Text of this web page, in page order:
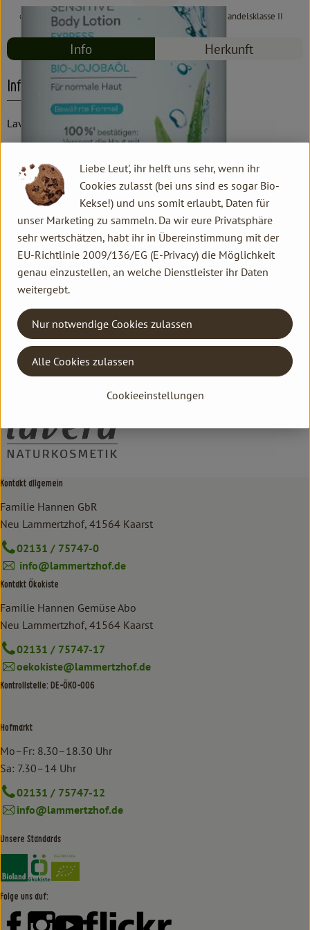
#8116 7,99 €/ 250 ml 31,96 € 19% MwSt Handelsklasse II
Info Herkunft
Info
Lavera
Produktinformationen
Produktdatenblatt
Herkunft
Hersteller: lavera
DV
Kontakt allgemein
Familie Hannen GbR
Neu Lammertzhof, 41564 Kaarst
02131 / 75747-0
info@lammertzhof.de
Kontakt Ökokiste
Familie Hannen Gemüse Abo
Neu Lammertzhof, 41564 Kaarst
02131 / 75747-17
oekokiste@lammertzhof.de
Kontrollstelle: DE-ÖKO-006
Hofmarkt
Mo–Fr: 8.30–18.30 Uhr
Sa: 7.30–14 Uhr
02131 / 75747-12
info@lammertzhof.de
Unsere Standards
Externer Link zu https://www.bioland.de/verbraucher
Externer Link zu https://www.oekokiste.de/
Folge uns auf:
Externer Link zu https://www.facebook.com/lammertzhof/
Externer Link zu https://www.instagram.com/
Externer Link zu https://www.youtube.com/
Externer Link zu https://
Liebe Leut', ihr helft uns sehr, wenn ihr
Cookies zulasst (bei uns sind es sogar Bio-
Kekse!) und uns somit erlaubt, Daten für
unser Marketing zu sammeln. Da wir eure Privatsphäre
sehr wertschätzen, habt ihr in Übereinstimmung mit der
EU-Richtlinie 2009/136/EG (E-Privacy) die Möglichkeit
genau einzustellen, an welche Dienstleister ihr Daten
weitergebt.
Cookieeinstellungen
Nur notwendige Cookies zulassen
Alle Cookies zulassen